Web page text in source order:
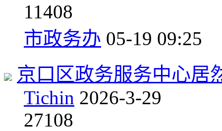
11408
市政务办 05-19 09:25
京口区政务服务中心居
Tichin 2026-3-29
27108